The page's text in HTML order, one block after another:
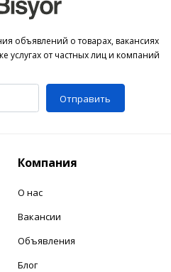
объявлений о товарах, вакансиях
услугах от частных лиц и компаний
Отправить
Компания
О нас
Вакансии
Объявления
Блог